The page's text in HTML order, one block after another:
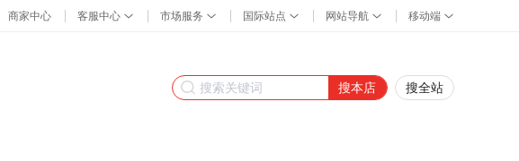
搜本店 搜全站